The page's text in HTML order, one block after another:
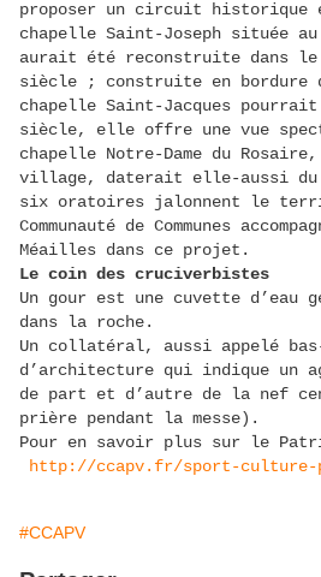
proposer un circuit historique
chapelle Saint-Joseph située
aurait été reconstruite dans le
siècle ; construite en
chapelle Saint-Jacques pourrait
siècle, elle offre une vue
chapelle Notre-Dame du
village, daterait elle-aussi du
six oratoires jalonnent le
Communauté de Communes
Méailles dans ce projet.
Le coin des cruciverbistes
Un gour est une cuvette d’eau
dans la roche.
Un collatéral, aussi appelé
d’architecture qui indique un
de part et d’autre de la nef
prière pendant la messe).
Pour en savoir plus sur le
http://ccapv.fr/sport-culture-
#CCAPV